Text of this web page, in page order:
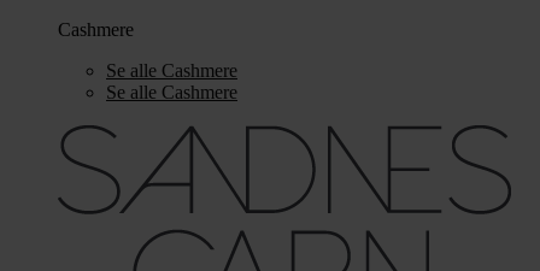
Cashmere
Se alle Cashmere
Se alle Cashmere